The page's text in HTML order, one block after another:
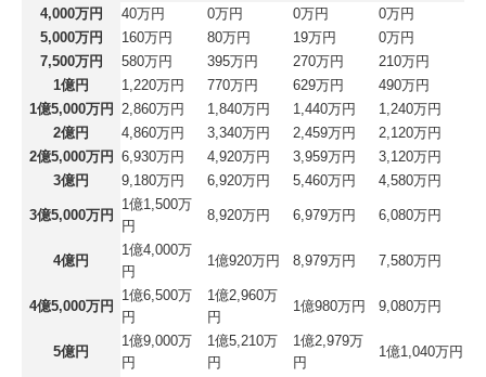
4,000万円 40万円 0万円 0万円
0万円
5,000万円
160万円 80万円 19万円
0万円
7,500万円
580万円 395万円 270万円
210万円
1億円
1,220万円 770万円 629万円
490万円
1億5,000万円 2,860万円 1,840万円 1,440万円
1,240万円
2億円
4,860万円 3,340万円 2,459万円
2,120万円
2億5,000万円 6,930万円 4,920万円 3,959万円
3,120万円
3億円
9,180万円 6,920万円 5,460万円 4,580万円
3億5,000万円
1億1,500万
円
8,920万円 6,979万円 6,080万円
4億円
1億4,000万
円
1億920万円 8,979万円 7,580万円
4億5,000万円
1億6,500万
円
1億2,960万
円
1億980万円 9,080万円
5億円
1億9,000万
円
1億5,210万
円
1億2,979万
円
1億1,040万円